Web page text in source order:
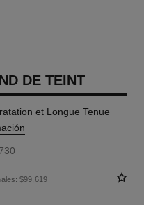
DE TEINT
et Longue Tenue
$99,619